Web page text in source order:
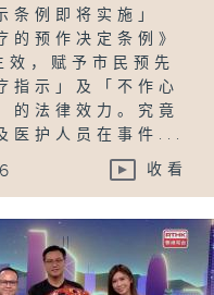
条例即将实施」
的预作决定条例》
效，赋予市民预先
指示」及「不作心
的法律效力。究竟
医护人员在事件...
收看